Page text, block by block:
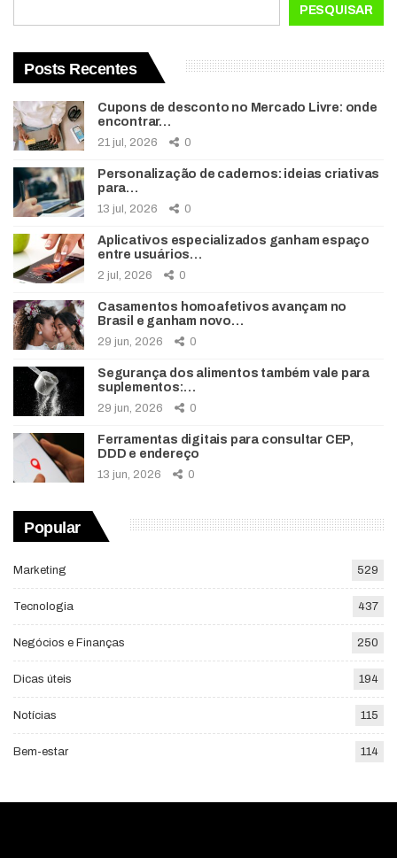
PESQUISAR
Posts Recentes
Cupons de desconto no Mercado Livre: onde
encontrar…
21 jul, 2026 0
Personalização de cadernos: ideias criativas
para…
13 jul, 2026 0
Aplicativos especializados ganham espaço
entre usuários…
2 jul, 2026 0
Casamentos homoafetivos avançam no
Brasil e ganham novo…
29 jun, 2026 0
Segurança dos alimentos também vale para
suplementos:…
29 jun, 2026 0
Ferramentas digitais para consultar CEP,
DDD e endereço
13 jun, 2026 0
Popular
Marketing 529
Tecnologia 437
Negócios e Finanças 250
Dicas úteis 194
Notícias 115
Bem-estar 114